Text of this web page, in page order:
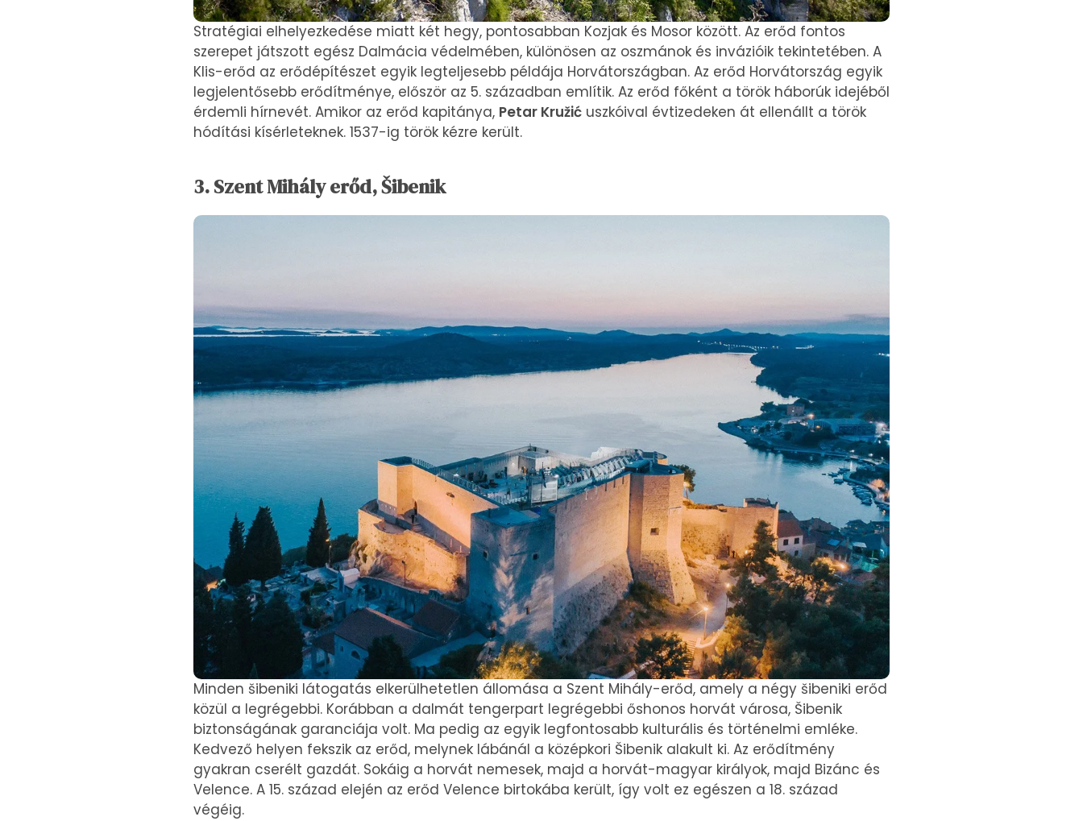
Stratégiai elhelyezkedése miatt két hegy, pontosabban Kozjak és Mosor között. Az erőd fontos
szerepet játszott egész Dalmácia védelmében, különösen az oszmánok és invázióik tekintetében. A
Klis-erőd az erődépítészet egyik legteljesebb példája Horvátországban. Az erőd Horvátország egyik
legjelentősebb erődítménye, először az 5. században említik. Az erőd főként a török ​​háborúk idejéből
érdemli hírnevét. Amikor az erőd kapitánya, Petar Kružić uszkóival évtizedeken át ellenállt a török ​​
hódítási kísérleteknek. 1537-ig török ​​kézre került.
3. Szent Mihály erőd, Šibenik
Minden šibeniki látogatás elkerülhetetlen állomása a Szent Mihály-erőd, amely a négy šibeniki erőd
közül a legrégebbi. Korábban a dalmát tengerpart legrégebbi őshonos horvát városa, Šibenik
biztonságának garanciája volt. Ma pedig az egyik legfontosabb kulturális és történelmi emléke.
Kedvező helyen fekszik az erőd, melynek lábánál a középkori Šibenik alakult ki. Az erődítmény
gyakran cserélt gazdát. Sokáig a horvát nemesek, majd a horvát-magyar királyok, majd Bizánc és
Velence. A 15. század elején az erőd Velence birtokába került, így volt ez egészen a 18. század
végéig.